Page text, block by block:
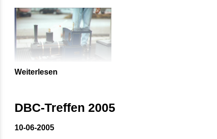
Weiterlesen
DBC-Treffen 2005
10-06-2005